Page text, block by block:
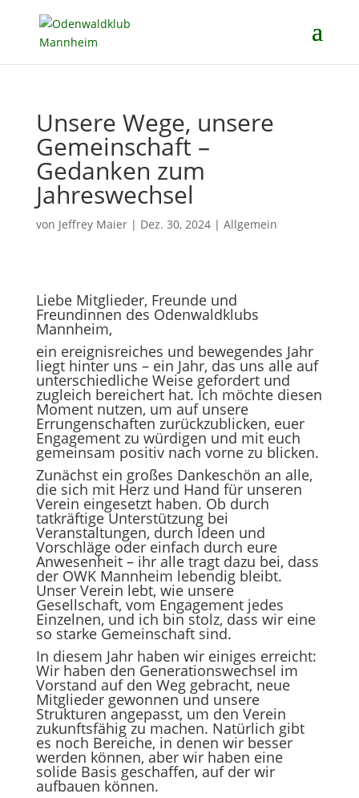
Unsere Wege, unsere
Gemeinschaft –
Gedanken zum
Jahreswechsel
von Jeffrey Maier| Dez. 30, 2024| Allgemein
Liebe Mitglieder, Freunde und
Freundinnen des Odenwaldklubs
Mannheim,
ein ereignisreiches und bewegendes Jahr
liegt hinter uns – ein Jahr, das uns alle auf
unterschiedliche Weise gefordert und
zugleich bereichert hat. Ich möchte diesen
Moment nutzen, um auf unsere
Errungenschaften zurückzublicken, euer
Engagement zu würdigen und mit euch
gemeinsam positiv nach vorne zu blicken.
Zunächst ein großes Dankeschön an alle,
die sich mit Herz und Hand für unseren
Verein eingesetzt haben. Ob durch
tatkräftige Unterstützung bei
Veranstaltungen, durch Ideen und
Vorschläge oder einfach durch eure
Anwesenheit – ihr alle tragt dazu bei, dass
der OWK Mannheim lebendig bleibt.
Unser Verein lebt, wie unsere
Gesellschaft, vom Engagement jedes
Einzelnen, und ich bin stolz, dass wir eine
so starke Gemeinschaft sind.
In diesem Jahr haben wir einiges erreicht:
Wir haben den Generationswechsel im
Vorstand auf den Weg gebracht, neue
Mitglieder gewonnen und unsere
Strukturen angepasst, um den Verein
zukunftsfähig zu machen. Natürlich gibt
es noch Bereiche, in denen wir besser
werden können, aber wir haben eine
solide Basis geschaffen, auf der wir
aufbauen können.